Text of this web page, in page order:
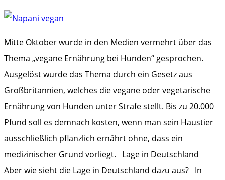
Mitte Oktober wurde in den Medien vermehrt über das
Thema „vegane Ernährung bei Hunden“ gesprochen.
Ausgelöst wurde das Thema durch ein Gesetz aus
Großbritannien, welches die vegane oder vegetarische
Ernährung von Hunden unter Strafe stellt. Bis zu 20.000
Pfund soll es demnach kosten, wenn man sein Haustier
ausschließlich pflanzlich ernährt ohne, dass ein
medizinischer Grund vorliegt. Lage in Deutschland
Aber wie sieht die Lage in Deutschland dazu aus? In